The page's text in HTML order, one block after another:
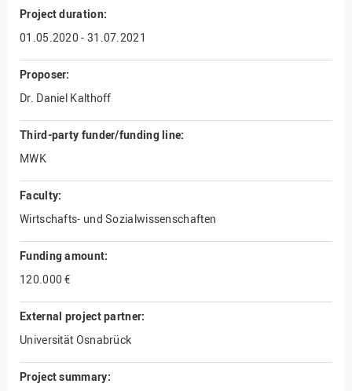
Project duration:
01.05.2020 - 31.07.2021
Proposer:
Dr. Daniel Kalthoff
Third-party funder/funding line:
MWK
Faculty:
Wirtschafts- und Sozialwissenschaften
Funding amount:
120.000 €
External project partner:
Universität Osnabrück
Project summary: